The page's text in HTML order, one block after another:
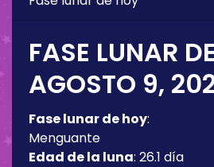
FASE LUNAR
AGOSTO 9,
Fase lunar de hoy:
Menguante
Edad de la luna: 26.1 día